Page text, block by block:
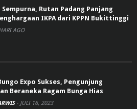
Sempurna, Rutan Padang Panjang
IKPA dari KPPN Bukittinggi
AGO
Expo Sukses, Pengunjung
Beraneka Ragam Bunga Hias
- JULI 16, 2023